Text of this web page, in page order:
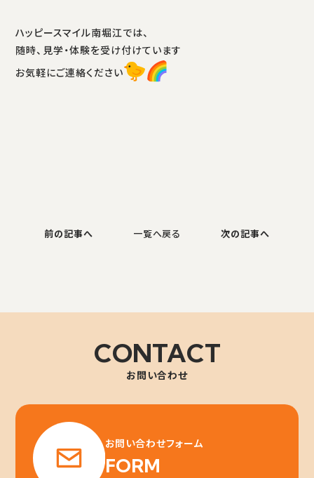
ハッピースマイル南堀江では、
随時、見学・体験を受け付けています
お気軽にご連絡ください
前の記事へ 一覧へ戻る 次の記事へ
CONTACT
お問い合わせ
お問い合わせフォーム
FORM